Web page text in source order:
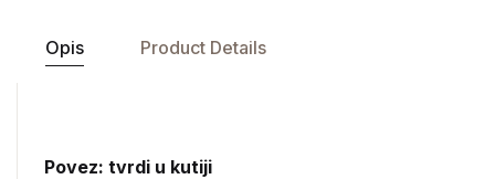
Opis Product Details
Povez: tvrdi u kutiji